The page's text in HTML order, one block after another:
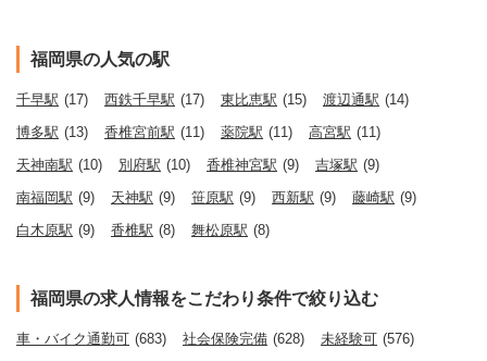
福岡県の人気の駅
千早駅 (17) 西鉄千早駅 (17) 東比恵駅 (15) 渡辺通駅 (14)
博多駅 (13) 香椎宮前駅 (11) 薬院駅 (11) 高宮駅 (11)
天神南駅 (10) 別府駅 (10) 香椎神宮駅 (9) 吉塚駅 (9)
南福岡駅 (9) 天神駅 (9) 笹原駅 (9) 西新駅 (9) 藤崎駅 (9)
白木原駅 (9) 香椎駅 (8) 舞松原駅 (8)
福岡県の求人情報をこだわり条件で絞り込む
車・バイク通勤可 (683) 社会保険完備 (628) 未経験可 (576)